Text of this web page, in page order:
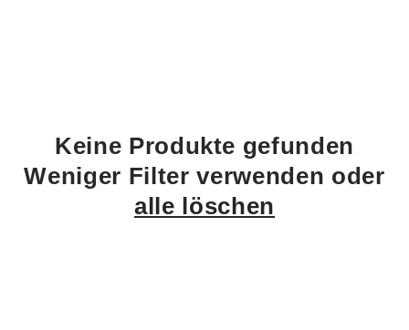
Keine Produkte gefunden
Weniger Filter verwenden oder
alle löschen